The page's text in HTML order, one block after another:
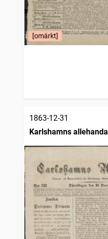
[omärkt]
1863-12-31
Karlshamns allehanda